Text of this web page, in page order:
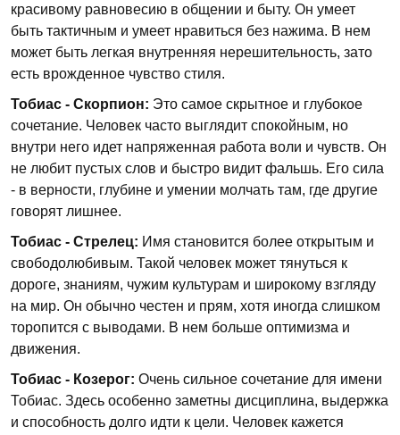
красивому равновесию в общении и быту. Он умеет
быть тактичным и умеет нравиться без нажима. В нем
может быть легкая внутренняя нерешительность, зато
есть врожденное чувство стиля.
Тобиас - Скорпион: Это самое скрытное и глубокое
сочетание. Человек часто выглядит спокойным, но
внутри него идет напряженная работа воли и чувств. Он
не любит пустых слов и быстро видит фальшь. Его сила
- в верности, глубине и умении молчать там, где другие
говорят лишнее.
Тобиас - Стрелец: Имя становится более открытым и
свободолюбивым. Такой человек может тянуться к
дороге, знаниям, чужим культурам и широкому взгляду
на мир. Он обычно честен и прям, хотя иногда слишком
торопится с выводами. В нем больше оптимизма и
движения.
Тобиас - Козерог: Очень сильное сочетание для имени
Тобиас. Здесь особенно заметны дисциплина, выдержка
и способность долго идти к цели. Человек кажется